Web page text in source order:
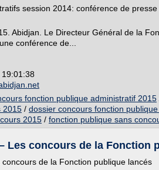
session 2014: conférence de
Abidjan. Le Directeur Général de la
conférence de...
fonction publique administratif 2015
2015 / dossier concours fonction
2015 / fonction publique sans
Les concours de la Fonction
de la Fonction publique lancés